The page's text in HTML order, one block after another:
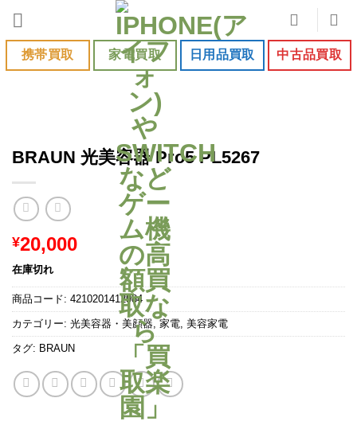
content携帯買取 家電買取 日用品買取 中古品買取
BRAUN 光美容器 Pro5 PL5267
¥20,000
在庫切れ
商品コード: 4210201412984
カテゴリー: 光美容器・美顔器 家電 美容家電
タグ: BRAUN